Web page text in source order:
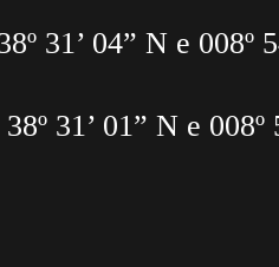
31’ 04” N e 008º
31’ 01” N e 008º